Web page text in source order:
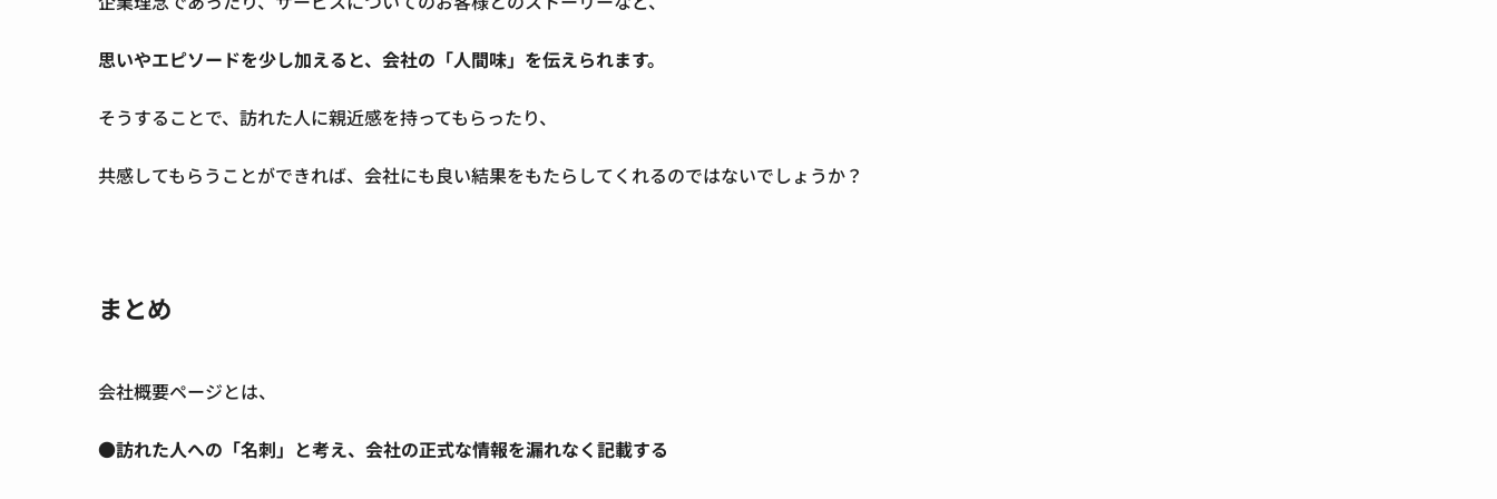
思いやエピソードを少し加えると、会社の「人間味」を伝えられます。
そうすることで、訪れた人に親近感を持ってもらったり、
共感してもらうことができれば、会社にも良い結果をもたらしてくれるのではないでしょうか？
まとめ
会社概要ページとは、
●訪れた人への「名刺」と考え、会社の正式な情報を漏れなく記載する